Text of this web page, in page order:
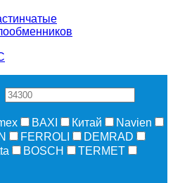
BAXI Китай
Navien
FERROLI
DEMRAD
BOSCH
TERMET